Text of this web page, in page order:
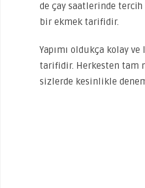
de çay saatlerinde tercih
bir ekmek tarifidir.
Yapımı oldukça kolay
tarifidir. Herkesten tam
sizlerde kesinlikle